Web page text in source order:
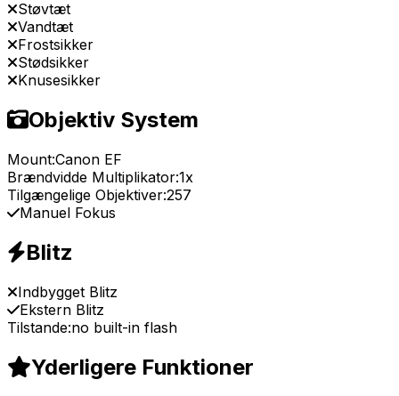
Støvtæt
Vandtæt
Frostsikker
Stødsikker
Knusesikker
Objektiv System
Mount:Canon EF
Brændvidde Multiplikator:1x
Tilgængelige Objektiver:257
Manuel Fokus
Blitz
Indbygget Blitz
Ekstern Blitz
Tilstande:no built-in flash
Yderligere Funktioner